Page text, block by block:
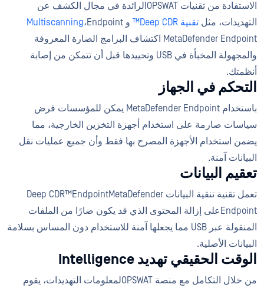
الاستفادة من تقنيات OPSWATالرائدة في مجال الكشف عن
التهديدات، مثل تقنية Deep CDR™ و Multiscanning،Endpoint
MetaDefender Endpoint اكتشاف البرامج الضارة المعروفة
والمجهولة المخبأة في USB وتحييدها قبل أن تتمكن من إصابة
أنظمتك.
التحكم في الجهاز
باستخدام MetaDefender Endpoint يمكن للمؤسسات فرض
سياسات صارمة على استخدام أجهزة التخزين الخارجية، مما
يضمن استخدام الأجهزة المصرح بها فقط وأن جميع عمليات نقل
البيانات آمنة.
تعقيم البيانات
تعمل تقنية تنقية البيانات Deep CDR™EndpointMetaDefender
Endpointعلى إزالة المحتوى الذي قد يكون ضارًا من الملفات
المنقولة عبر USB مما يجعلها آمنة للاستخدام دون المساس بسلامة
البيانات الأصلية.
الوقت الحقيقي تهديد Intelligence
من خلال التكامل مع منصة OPSWATلمعلومات التهديدات، يقوم